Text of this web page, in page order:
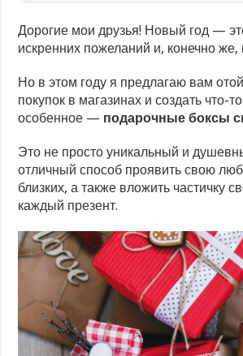
Дорогие мои друзья! Новый год —
искренних пожеланий и, конечно же,
Но в этом году я предлагаю вам
покупок в магазинах и создать что-
особенное — подарочные боксы
Это не просто уникальный и
отличный способ проявить свою
близких, а также вложить частичку
каждый презент.